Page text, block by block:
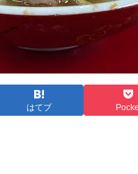
はてブ